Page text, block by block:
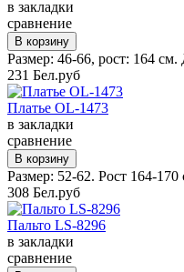
в закладки
сравнение
Размер: 46-66, рост: 164
231 Бел.руб
Платье OL-1473
в закладки
сравнение
Размер: 52-62. Рост 164-
308 Бел.руб
Пальто LS-8296
в закладки
сравнение